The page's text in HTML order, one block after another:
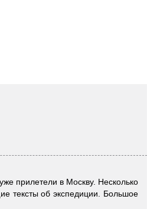
прилетели в Москву. Несколько
тексты об экспедиции. Большое